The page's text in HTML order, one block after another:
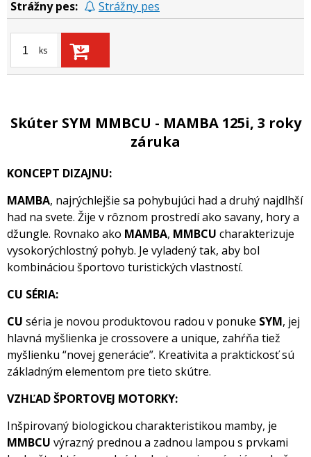
Strážny pes
ks
Skúter SYM MMBCU - MAMBA 125i, 3 roky
záruka
KONCEPT DIZAJNU:
MAMBA, najrýchlejšie sa pohybujúci had a druhý najdlhší
had na svete. Žije v rôznom prostredí ako savany, hory a
džungle. Rovnako ako MAMBA, MMBCU charakterizuje
vysokorýchlostný pohyb. Je vyladený tak, aby bol
kombináciou športovo turistických vlastností.
CU SÉRIA:
CU séria je novou produktovou radou v ponuke SYM, jej
hlavná myšlienka je crossovere a unique, zahŕňa tiež
myšlienku “novej generácie”. Kreativita a praktickosť sú
základným elementom pre tieto skútre.
VZHĽAD ŠPORTOVEJ MOTORKY:
Inšpirovaný biologickou charakteristikou mamby, je
MMBCU výrazný prednou a zadnou lampou s prvkami